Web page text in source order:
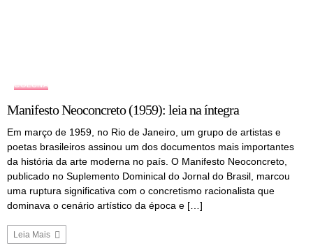
COLUNA
Manifesto Neoconcreto (1959): leia na íntegra
Em março de 1959, no Rio de Janeiro, um grupo de artistas e
poetas brasileiros assinou um dos documentos mais importantes
da história da arte moderna no país. O Manifesto Neoconcreto,
publicado no Suplemento Dominical do Jornal do Brasil, marcou
uma ruptura significativa com o concretismo racionalista que
dominava o cenário artístico da época e […]
Leia Mais